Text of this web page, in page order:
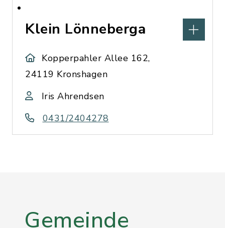
Klein Lönneberga
Kopperpahler Allee 162,
24119 Kronshagen
Iris Ahrendsen
0431/2404278
Gemeinde